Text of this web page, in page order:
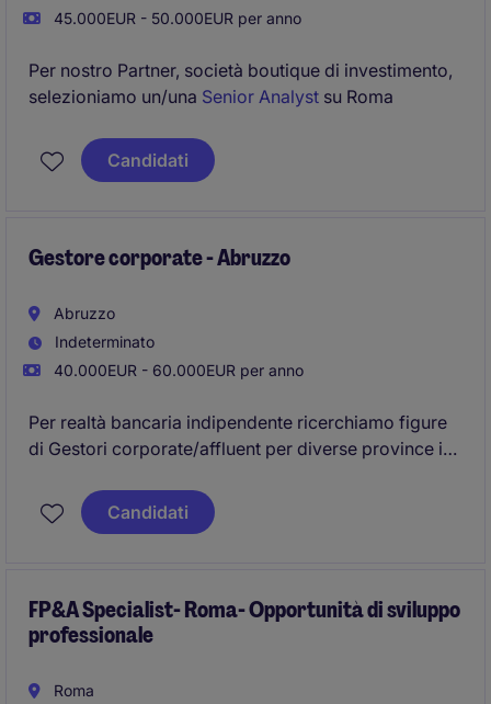
45.000EUR - 50.000EUR per anno
Per nostro Partner, società boutique di investimento,
selezioniamo un/una Senior Analyst su Roma
Candidati
Gestore corporate - Abruzzo
Abruzzo
Indeterminato
40.000EUR - 60.000EUR per anno
Per realtà bancaria indipendente ricerchiamo figure
di Gestori corporate/affluent per diverse province in
anni nel ruolo.Candidati
FP&A Specialist- Roma- Opportunità di sviluppo
professionale
Roma